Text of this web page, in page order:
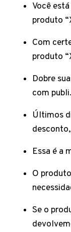
Você
produto
Com
produto
Dobre
com publi.
Últimos
Essa é a
O
Se o